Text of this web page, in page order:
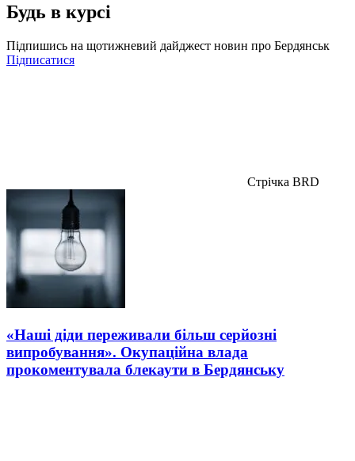
Будь в курсі
Підпишись на щотижневий дайджест новин про Бердянськ
Підписатися
Стрічка BRD
«Наші діди переживали більш серйозні
випробування». Окупаційна влада
прокоментувала блекаути в Бердянську